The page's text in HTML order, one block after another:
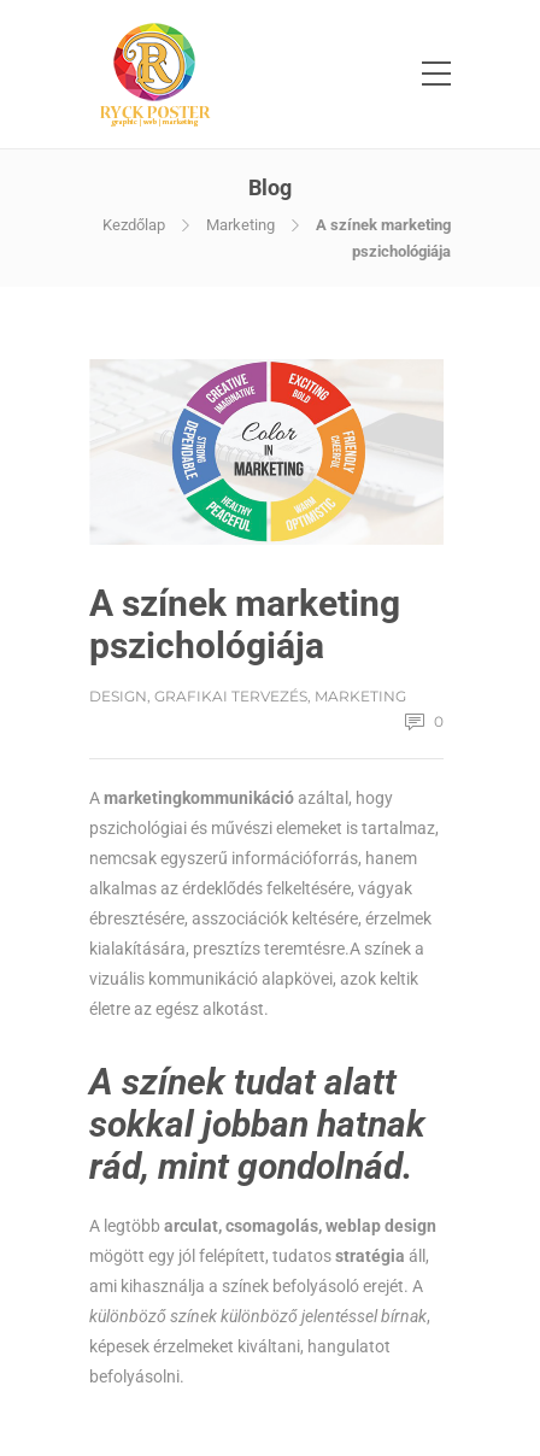
Blog
Kezdőlap Marketing
A színek marketing
pszichológiája
A színek marketing
pszichológiája
DESIGN GRAFIKAI TERVEZÉS MARKETING
0
Amarketingkommunikáció azáltal, hogy
pszichológiai és művészi elemeket is tartalmaz,
nemcsak egyszerű információforrás, hanem
alkalmas az érdeklődés felkeltésére, vágyak
ébresztésére, asszociációk keltésére, érzelmek
kialakítására, presztízs teremtésre.A színek a
vizuális kommunikáció alapkövei, azok keltik
életre az egész alkotást.
A színek tudat alatt
sokkal jobban hatnak
rád, mint gondolnád.
A legtöbb arculat, csomagolás, weblap design
mögött egy jól felépített, tudatosstratégia áll,
ami kihasználja a színek befolyásoló erejét. A
különböző színek különböző jelentéssel bírnak,
képesek érzelmeket kiváltani, hangulatot
befolyásolni.